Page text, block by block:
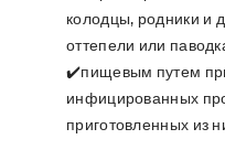
колодцы, родники и
оттепели или
✔️пищевым путем
инфицированных
приготовленных из